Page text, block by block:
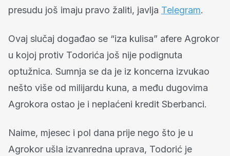
presudu još imaju pravo žaliti, javlja Telegram.
Ovaj slučaj događao se “iza kulisa” afere Agrokor
u kojoj protiv Todorića još nije podignuta
optužnica. Sumnja se da je iz koncerna izvukao
nešto više od milijardu kuna, a među dugovima
Agrokora ostao je i neplaćeni kredit Sberbanci.
Naime, mjesec i pol dana prije nego što je u
Agrokor ušla izvanredna uprava, Todorić je